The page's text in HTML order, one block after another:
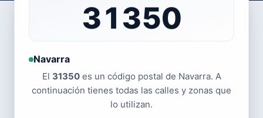
31350
Navarra
El 31350es un código postal de Navarra. A
continuación tienes todas las calles y zonas que
lo utilizan.